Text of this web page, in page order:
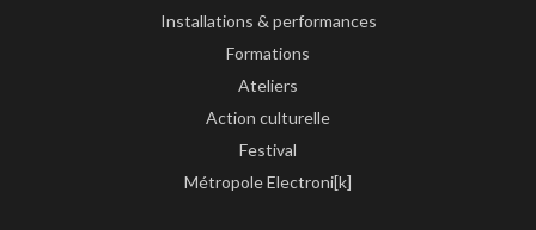
Installations & performances
Formations
Ateliers
Action culturelle
Festival
Métropole Electroni[k]